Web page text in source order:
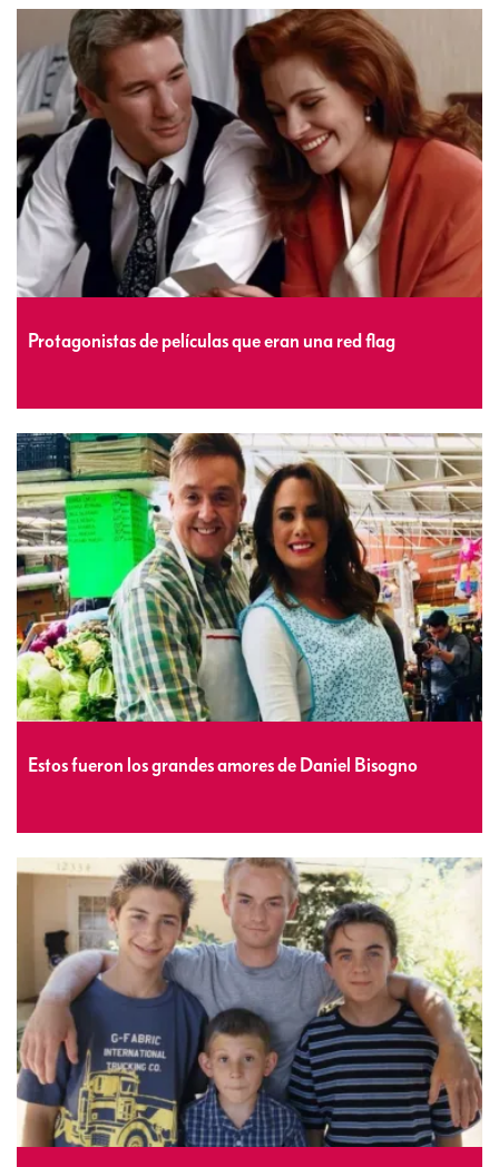
Protagonistas de películas que eran una red flag
Estos fueron los grandes amores de Daniel Bisogno